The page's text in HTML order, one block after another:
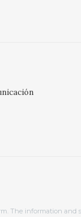
The information